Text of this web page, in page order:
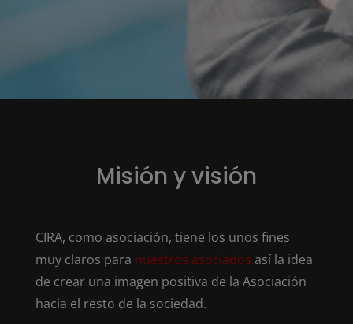
Misión y visión
CIRA, como asociación, tiene los unos fines
muy claros para nuestros asociados así la idea
de crear una imagen positiva de la Asociación
hacia el resto de la sociedad.